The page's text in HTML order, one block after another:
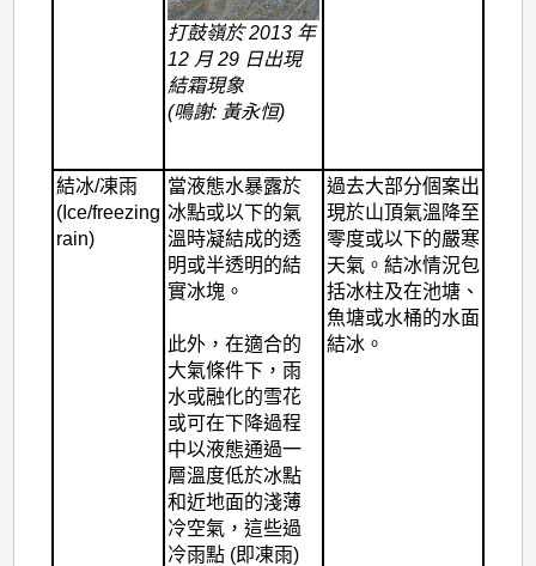
打鼓嶺於 2013 年
12 月 29 日出現
結霜現象
(鳴謝: 黃永恒)
結冰/凍雨
(Ice/freezing
rain)
當液態水暴露於
冰點或以下的氣
溫時凝結成的透
明或半透明的結
實冰塊。
此外，在適合的
大氣條件下，雨
水或融化的雪花
或可在下降過程
中以液態通過一
層溫度低於冰點
和近地面的淺薄
冷空氣，這些過
冷雨點 (即凍雨)
過去大部分個案出
現於山頂氣溫降至
零度或以下的嚴寒
天氣。結冰情況包
括冰柱及在池塘、
魚塘或水桶的水面
結冰。